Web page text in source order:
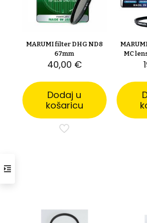
MARUMI filter DHG ND8
67mm
40,00 €
Dodaj u
košaricu
MC